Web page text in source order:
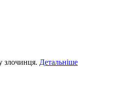
злочинця. Детальніше